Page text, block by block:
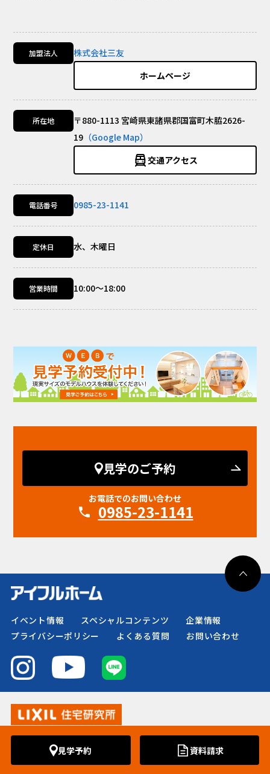
加盟法人
株式会社三友
ホームページ
所在地
〒880-1113 宮崎県東諸県郡国富町木脇2626-
19 （Google Map）
交通アクセス
電話番号 0985-23-1141
定休日 水、木曜日
営業時間 10:00～18:00
見学のご予約
お電話でのお問い合わせ
0985-23-1141
イベント情報 スペシャルコンテンツ
企業情報
プライバシーポリシー
よくある質問 お問い合わせ
アイフルホームはLIXIL住宅研究所が運営する住宅FCです。
見学予約 資料請求